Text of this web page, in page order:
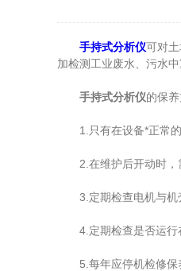
手持式分析仪可对
加检测工业废水、污水
手持式分析仪的保养
1.只有在设备*正常的
2.在维护后开动时，
3.定期检查电机与机壳
4.定期检查是否运行
5.每年应停机检修保